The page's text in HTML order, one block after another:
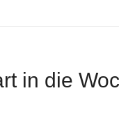
in die